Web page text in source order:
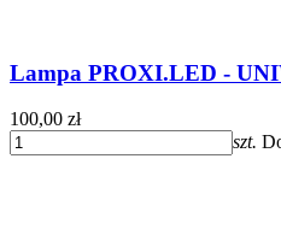
Lampa PROXI.LED -
100,00 zł
szt.